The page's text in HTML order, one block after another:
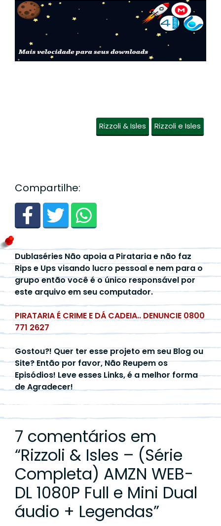
Rizzoli & Isles Rizzoli e Isles
Compartilhe:
Dublaséries Não apoia a Pirataria e não faz
Rips e Ups visando lucro pessoal e nem para o
grupo então você é o único responsável por
este arquivo em seu computador.
PIRATARIA É CRIME E DÁ CADEIA.. DENUNCIE 0800
771 2627
Gostou?! Quer ter esse projeto em seu Blog ou
Site? Então por favor, Não Reupem os
Episódios! Leve esses Links, é a melhor forma
de Agradecer!
7 comentários em
“Rizzoli & Isles – (Série
Completa) AMZN WEB-
DL 1080P Full e Mini Dual
áudio + Legendas”